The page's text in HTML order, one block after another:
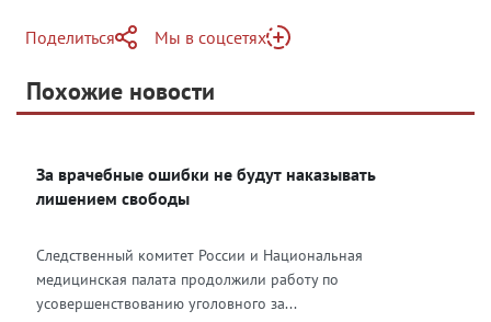
Поделиться
Telegram
Одноклассники
Мы в соцсетях
Яндекс Дзен
Похожие новости
За врачебные ошибки не будут наказывать
лишением свободы
Следственный комитет России и Национальная
медицинская палата продолжили работу по
усовершенствованию уголовного за...